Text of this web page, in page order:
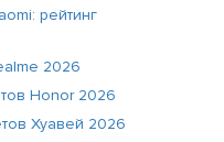
рейтинг
2026
Honor 2026
Хуавей 2026